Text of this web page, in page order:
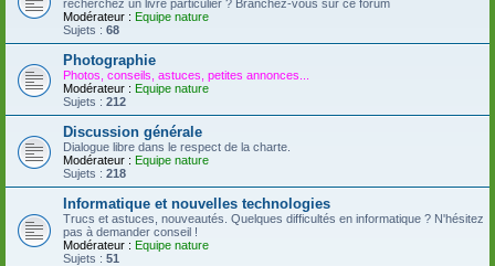
recherchez un livre particulier ? Branchez-vous sur ce forum
Modérateur : Equipe nature
Sujets : 68
Photographie
Photos, conseils, astuces, petites annonces...
Modérateur : Equipe nature
Sujets : 212
Discussion générale
Dialogue libre dans le respect de la charte.
Modérateur : Equipe nature
Sujets : 218
Informatique et nouvelles technologies
Trucs et astuces, nouveautés. Quelques difficultés en informatique ? N'hésitez
pas à demander conseil !
Modérateur : Equipe nature
Sujets : 51